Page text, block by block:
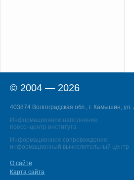
© 2004 — 2026
403874 Волгоградская обл., г. Камышин,
Информационное наполнение:
пресс–центр института
Информационное сопровождение:
информационный вычислительный центр
О сайте
Карта сайта